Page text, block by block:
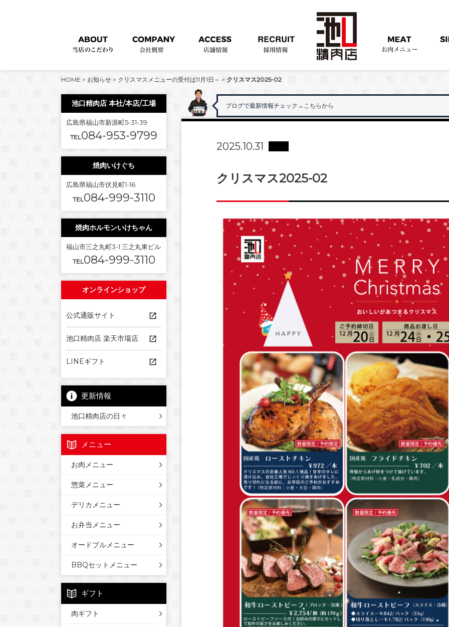
HOME > お知らせ > クリスマスメニューの受付は11月1日～ > クリスマス2025-02
ブログで最新情報チェック →こちらから
2025.10.31
クリスマス2025-02
池口精肉店 本社/本店/工場
広島県福山市新涯町5-31-39
TEL084-953-9799
焼肉いけぐち
広島県福山市伏見町1-16
TEL084-999-3110
焼肉ホルモンいけちゃん
福山市三之丸町3-1 三之丸東ビル
TEL084-999-3110
オンラインショップ
公式通販サイト
池口精肉店 楽天市場店
LINEギフト
更新情報
池口精肉店の日々
メニュー
お肉メニュー
惣菜メニュー
デリカメニュー
お弁当メニュー
オードブルメニュー
BBQセットメニュー
ギフト
肉ギフト